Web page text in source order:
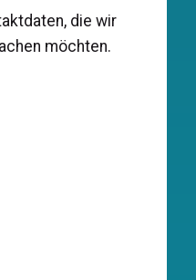
die wir
möchten.